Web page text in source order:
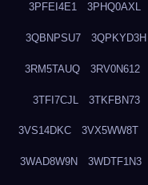
3PFEI4E1 3PHQ0AXL
3QBNPSU7 3QPKYD3H
3RM5TAUQ 3RV0N612
3TFI7CJL 3TKFBN73
3VS14DKC 3VX5WW8T
3WAD8W9N 3WDTF1N3